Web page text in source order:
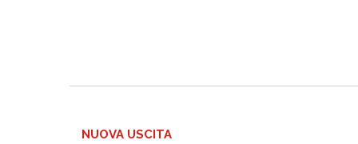
NUOVA USCITA